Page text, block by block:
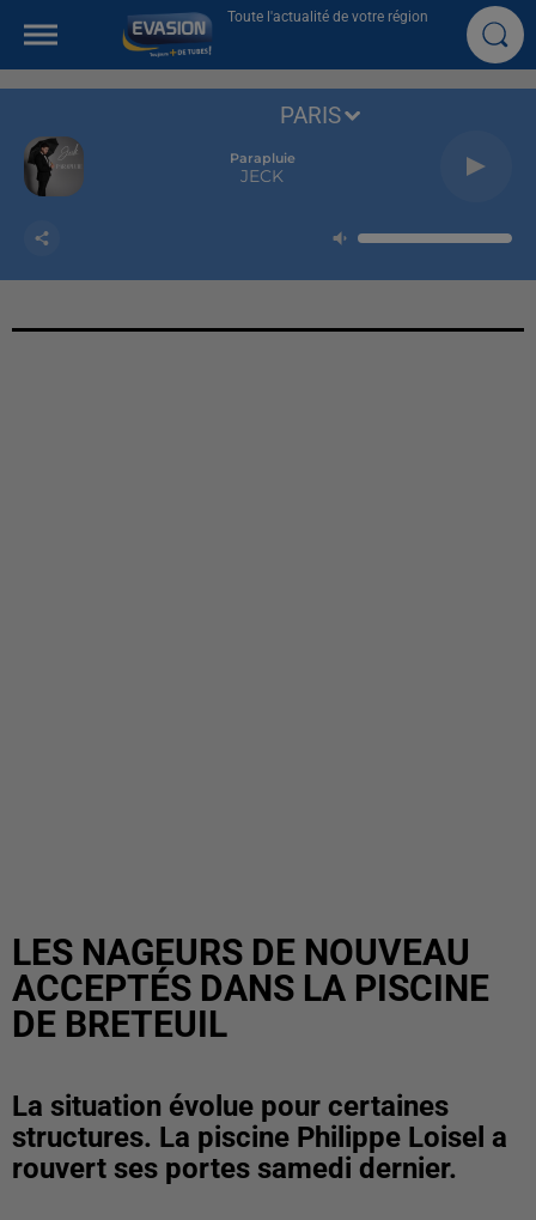
Toute l'actualité de votre région
Parapluie
JECK
PARIS
LES NAGEURS DE NOUVEAU
ACCEPTÉS DANS LA PISCINE
DE BRETEUIL
La situation évolue pour certaines
structures. La piscine Philippe Loisel a
rouvert ses portes samedi dernier.